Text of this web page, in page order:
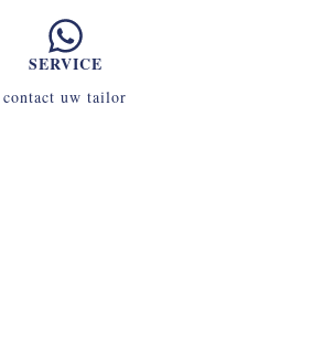
SERVICE
contact uw tailor